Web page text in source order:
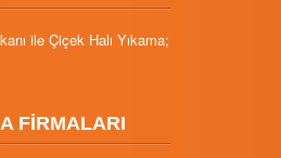
ile Çiçek Halı Yıkama;
FİRMALARI